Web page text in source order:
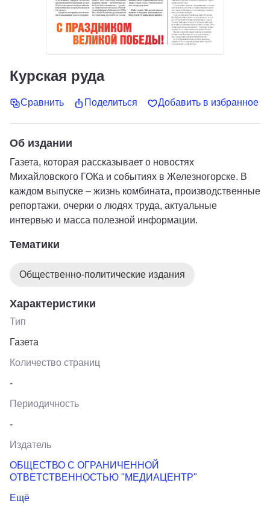
Курская руда
Сравнить Поделиться Добавить в избранное
Об издании
Газета, которая рассказывает о новостях
Михайловского ГОКа и событиях в Железногорске. В
каждом выпуске – жизнь комбината, производственные
репортажи, очерки о людях труда, актуальные
интервью и масса полезной информации.
Тематики
Общественно-политические издания
Характеристики
Тип
Газета
Количество страниц
-
Периодичность
-
Издатель
ОБЩЕСТВО С ОГРАНИЧЕННОЙ
ОТВЕТСТВЕННОСТЬЮ "МЕДИАЦЕНТР"
Ещё